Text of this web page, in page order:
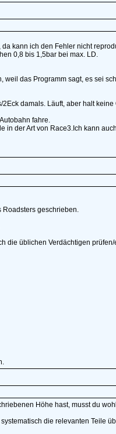
kann ich den Fehler nicht
0,8 bis 1,5bar bei max. LD.
das Programm sagt, es sei
damals. Läuft, aber halt
fahre.
der Art von Race3.Ich kann
Roadsters geschrieben.
die üblichen Verdächtigen
Höhe hast, musst du
die relevanten Teile